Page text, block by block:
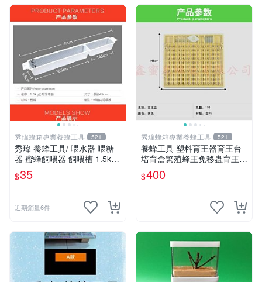
秀瑋蜂箱專業養蜂工具 521
秀瑋 養蜂工具/ 喂水器 喂糖
器 蜜蜂飼喂器 飼喂槽 1.5kg
喂水器 加厚型
$35
近期銷量6件
秀瑋蜂箱專業養蜂工具 521
養蜂工具 塑料育王器育王台
培育盒繁殖蜂王免移蟲育王器
工具盒套裝組
$400